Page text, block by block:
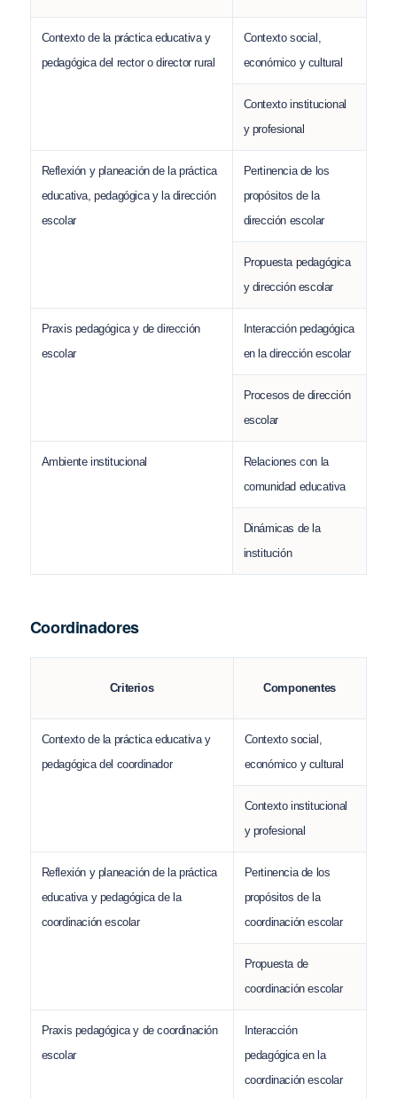
Contexto de la práctica educativa y
pedagógica del rector o director rural
Contexto social,
económico y cultural
Contexto institucional
y profesional
Reflexión y planeación de la práctica
educativa, pedagógica y la dirección
escolar
Pertinencia de los
propósitos de la
dirección escolar
Propuesta pedagógica
y dirección escolar
Praxis pedagógica y de dirección
escolar
Interacción pedagógica
en la dirección escolar
Procesos de dirección
escolar
Ambiente institucional
Relaciones con la
comunidad educativa
Dinámicas de la
institución
Coordinadores
Criterios Componentes
Contexto de la práctica educativa y
pedagógica del coordinador
Contexto social,
económico y cultural
Contexto institucional
y profesional
Reflexión y planeación de la práctica
educativa y pedagógica de la
coordinación escolar
Pertinencia de los
propósitos de la
coordinación escolar
Propuesta de
coordinación escolar
Praxis pedagógica y de coordinación
escolar
Interacción
pedagógica en la
coordinación escolar